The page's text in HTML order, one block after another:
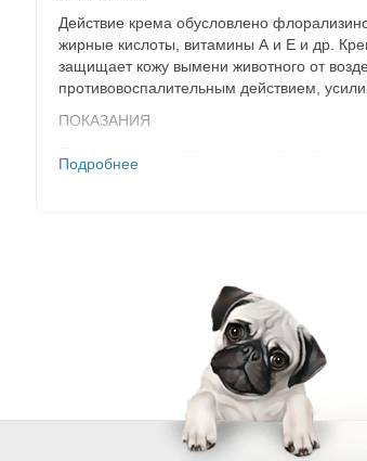
Действие крема обусловлено
жирные кислоты, витамины А и Е и др.
защищает кожу вымени животного от
противовоспалительным действием,
ПОКАЗАНИЯ
Подробнее